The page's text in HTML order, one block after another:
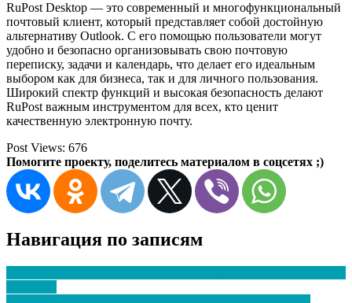
RuPost Desktop — это современный и многофункциональный
почтовый клиент, который представляет собой достойную
альтернативу Outlook. С его помощью пользователи могут
удобно и безопасно организовывать свою почтовую
переписку, задачи и календарь, что делает его идеальным
выбором как для бизнеса, так и для личного пользования.
Широкий спектр функций и высокая безопасность делают
RuPost важным инструментом для всех, кто ценит
качественную электронную почту.
Post Views: 676
Помогите проекту, поделитесь материалом в соцсетях ;)
Навигация по записям